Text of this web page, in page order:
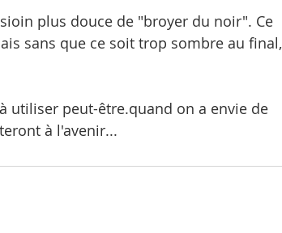
plus douce de "broyer du noir". Ce
sans que ce soit trop sombre au final,
utiliser peut-être.quand on a envie de
à l'avenir...